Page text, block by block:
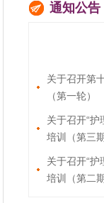
通知公告
（第一轮）
培训（第三
培训（第二